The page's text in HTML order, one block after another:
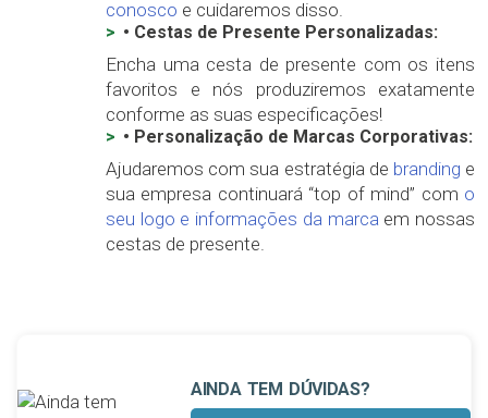
conosco e cuidaremos disso.
• Cestas de Presente Personalizadas:
Encha uma cesta de presente com os itens
favoritos e nós produziremos exatamente
conforme as suas especificações!
• Personalização de Marcas Corporativas:
Ajudaremos com sua estratégia de branding e
sua empresa continuará “top of mind” com o
seu logo e informações da marcaem nossas
cestas de presente.
AINDA TEM DÚVIDAS?